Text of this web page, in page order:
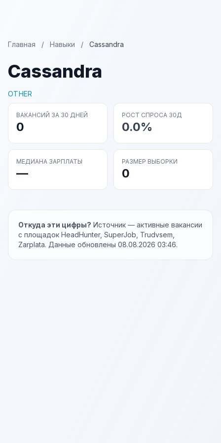
Главная / Навыки / Cassandra
Cassandra
OTHER
ВАКАНСИЙ ЗА 30 ДНЕЙ
0
РОСТ СПРОСА 30Д
0.0%
МЕДИАНА ЗАРПЛАТЫ
—
РАЗМЕР ВЫБОРКИ
0
Откуда эти цифры? Источник — активные вакансии
с площадок HeadHunter, SuperJob, Trudvsem,
Zarplata. Данные обновлены 08.08.2026 03:46.